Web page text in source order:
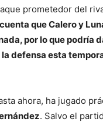
prometedor del
que Calero y
por lo que podría
defensa esta
ahora, ha jugado
. Salvo el